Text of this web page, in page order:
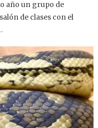
año un grupo de
de clases con el